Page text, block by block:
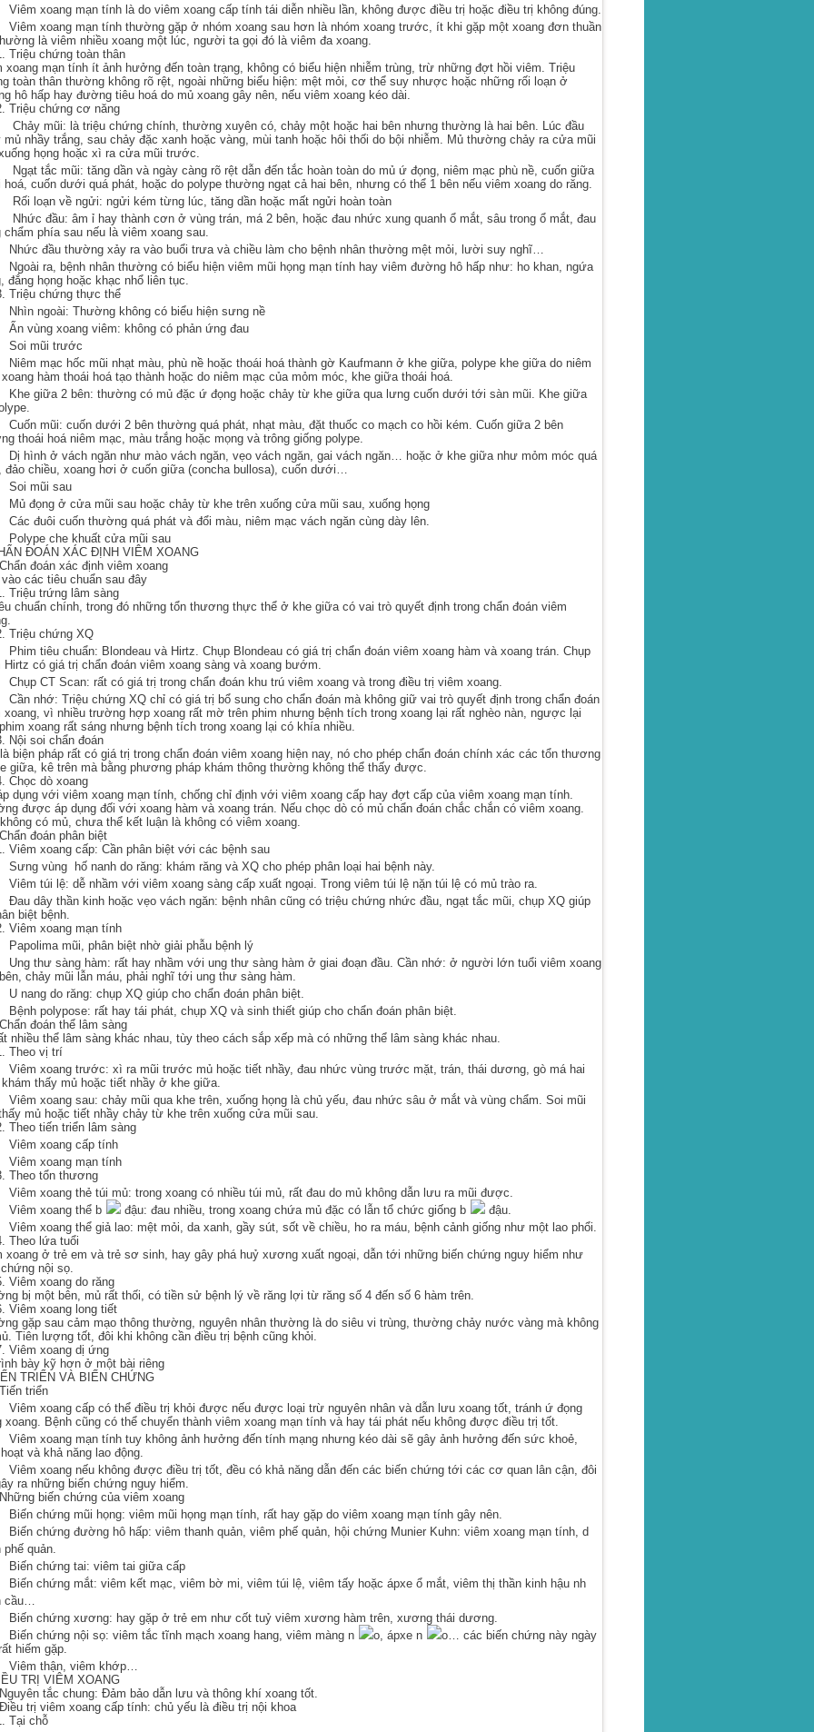
xoang mạn tính là do viêm xoang cấp tính tái diễn nhiều lần, không được điều trị hoặc điều trị không đúng.
xoang mạn tính thường gặp ở nhóm xoang sau hơn là nhóm xoang trước, ít khi gặp một xoang đơn thuần
là viêm nhiều xoang một lúc, người ta gọi đó là viêm đa xoang.
Triệu chứng toàn thân
xoang mạn tính ít ảnh hưởng đến toàn trạng, không có biểu hiện nhiễm trùng, trừ những đợt hồi viêm. Triệu
toàn thân thường không rõ rệt, ngoài những biểu hiện: mệt mỏi, cơ thể suy nhược hoặc những rối loạn ở
hô hấp hay đường tiêu hoá do mủ xoang gây nên, nếu viêm xoang kéo dài.
Triệu chứng cơ năng
mũi: là triệu chứng chính, thường xuyên có, chảy một hoặc hai bên nhưng thường là hai bên. Lúc đầu
mủ nhầy trắng, sau chảy đặc xanh hoặc vàng, mùi tanh hoặc hôi thối do bội nhiễm. Mủ thường chảy ra cửa mũi
họng hoặc xì ra cửa mũi trước.
tắc mũi: tăng dần và ngày càng rõ rệt dẫn đến tắc hoàn toàn do mủ ứ đọng, niêm mạc phù nề, cuốn giữa
hoá, cuốn dưới quá phát, hoặc do polype thường ngạt cả hai bên, nhưng có thể 1 bên nếu viêm xoang do răng.
loạn về ngửi: ngửi kém từng lúc, tăng dần hoặc mất ngửi hoàn toàn
đầu: âm ỉ hay thành cơn ở vùng trán, má 2 bên, hoặc đau nhức xung quanh ổ mắt, sâu trong ổ mắt, đau
chẩm phía sau nếu là viêm xoang sau.
đầu thường xảy ra vào buổi trưa và chiều làm cho bệnh nhân thường mệt mỏi, lười suy nghĩ…
ra, bệnh nhân thường có biểu hiện viêm mũi họng mạn tính hay viêm đường hô hấp như: ho khan, ngứa
đắng họng hoặc khạc nhổ liên tục.
Triệu chứng thực thể
ngoài: Thường không có biểu hiện sưng nề
vùng xoang viêm: không có phản ứng đau
mũi trước
mạc hốc mũi nhạt màu, phù nề hoặc thoái hoá thành gờ Kaufmann ở khe giữa, polype khe giữa do niêm
hàm thoái hoá tạo thành hoặc do niêm mạc của mỏm móc, khe giữa thoái hoá.
giữa 2 bên: thường có mủ đặc ứ đọng hoặc chảy từ khe giữa qua lưng cuốn dưới tới sàn mũi. Khe giữa
mũi: cuốn dưới 2 bên thường quá phát, nhạt màu, đặt thuốc co mạch co hồi kém. Cuốn giữa 2 bên
thoái hoá niêm mạc, màu trắng hoặc mọng và trông giống polype.
hình ở vách ngăn như mào vách ngăn, vẹo vách ngăn, gai vách ngăn… hoặc ở khe giữa như mỏm móc quá
đảo chiều, xoang hơi ở cuốn giữa (concha bullosa), cuốn dưới…
mũi sau
đọng ở cửa mũi sau hoặc chảy từ khe trên xuống cửa mũi sau, xuống họng
đuôi cuốn thường quá phát và đổi màu, niêm mạc vách ngăn cùng dày lên.
che khuất cửa mũi sau
ĐOÁN XÁC ĐỊNH VIÊM XOANG
đoán xác định viêm xoang
các tiêu chuẩn sau đây
Triệu trứng lâm sàng
chuẩn chính, trong đó những tổn thương thực thể ở khe giữa có vai trò quyết định trong chẩn đoán viêm
Triệu chứng XQ
tiêu chuẩn: Blondeau và Hirtz. Chụp Blondeau có giá trị chẩn đoán viêm xoang hàm và xoang trán. Chụp
Hirtz có giá trị chẩn đoán viêm xoang sàng và xoang bướm.
CT Scan: rất có giá trị trong chẩn đoán khu trú viêm xoang và trong điều trị viêm xoang.
nhớ: Triệu chứng XQ chỉ có giá trị bổ sung cho chẩn đoán mà không giữ vai trò quyết định trong chẩn đoán
xoang, vì nhiều trường hợp xoang rất mờ trên phim nhưng bệnh tích trong xoang lại rất nghèo nàn, ngược lại
xoang rất sáng nhưng bệnh tích trong xoang lại có khía nhiều.
Nội soi chẩn đoán
biện pháp rất có giá trị trong chẩn đoán viêm xoang hiện nay, nó cho phép chẩn đoán chính xác các tổn thương
giữa, kê trên mà bằng phương pháp khám thông thường không thể thấy được.
Chọc dò xoang
dụng với viêm xoang mạn tính, chống chỉ định với viêm xoang cấp hay đợt cấp của viêm xoang mạn tính.
được áp dụng đối với xoang hàm và xoang trán. Nếu chọc dò có mủ chẩn đoán chắc chắn có viêm xoang.
không có mủ, chưa thể kết luận là không có viêm xoang.
đoán phân biệt
Viêm xoang cấp: Cần phân biệt với các bệnh sau
vùng hố nanh do răng: khám răng và XQ cho phép phân loại hai bệnh này.
túi lệ: dễ nhầm với viêm xoang sàng cấp xuất ngoại. Trong viêm túi lệ nặn túi lệ có mủ trào ra.
dây thần kinh hoặc vẹo vách ngăn: bệnh nhân cũng có triệu chứng nhức đầu, ngạt tắc mũi, chụp XQ giúp
biệt bệnh.
Viêm xoang mạn tính
mũi, phân biệt nhờ giải phẫu bệnh lý
thư sàng hàm: rất hay nhầm với ung thư sàng hàm ở giai đoạn đầu. Cần nhớ: ở người lớn tuổi viêm xoang
chảy mũi lẫn máu, phải nghĩ tới ung thư sàng hàm.
nang do răng: chụp XQ giúp cho chẩn đoán phân biệt.
polypose: rất hay tái phát, chụp XQ và sinh thiết giúp cho chẩn đoán phân biệt.
đoán thể lâm sàng
nhiều thể lâm sàng khác nhau, tùy theo cách sắp xếp mà có những thể lâm sàng khác nhau.
Theo vị trí
xoang trước: xì ra mũi trước mủ hoặc tiết nhầy, đau nhức vùng trước mặt, trán, thái dương, gò má hai
khám thấy mủ hoặc tiết nhầy ở khe giữa.
xoang sau: chảy mũi qua khe trên, xuống họng là chủ yếu, đau nhức sâu ở mắt và vùng chẩm. Soi mũi
mủ hoặc tiết nhầy chảy từ khe trên xuống cửa mũi sau.
Theo tiến triển lâm sàng
xoang cấp tính
xoang mạn tính
Theo tổn thương
xoang thẻ túi mủ: trong xoang có nhiều túi mủ, rất đau do mủ không dẫn lưu ra mũi được.
xoang thể b
đậu: đau nhiều, trong xoang chứa mủ đặc có lẫn tổ chức giống b
đậu.
xoang thể giả lao: mệt mỏi, da xanh, gầy sút, sốt về chiều, ho ra máu, bệnh cảnh giống như một lao phổi.
Theo lứa tuổi
xoang ở trẻ em và trẻ sơ sinh, hay gây phá huỷ xương xuất ngoại, dẫn tới những biến chứng nguy hiểm như
chứng nội sọ.
Viêm xoang do răng
bị một bên, mủ rất thối, có tiền sử bệnh lý về răng lợi từ răng số 4 đến số 6 hàm trên.
Viêm xoang long tiết
gặp sau cảm mạo thông thường, nguyên nhân thường là do siêu vi trùng, thường chảy nước vàng mà không
Tiên lượng tốt, đôi khi không cần điều trị bệnh cũng khỏi.
Viêm xoang dị ứng
bày kỹ hơn ở một bài riêng
TRIỂN VÀ BIẾN CHỨNG
triển
xoang cấp có thể điều trị khỏi được nếu được loại trừ nguyên nhân và dẫn lưu xoang tốt, tránh ứ đọng
xoang. Bệnh cũng có thể chuyển thành viêm xoang mạn tính và hay tái phát nếu không được điều trị tốt.
xoang mạn tính tuy không ảnh hưởng đến tính mạng nhưng kéo dài sẽ gây ảnh hưởng đến sức khoẻ,
và khả năng lao động.
xoang nếu không được điều trị tốt, đều có khả năng dẫn đến các biến chứng tới các cơ quan lân cận, đôi
ra những biến chứng nguy hiểm.
biến chứng của viêm xoang
chứng mũi họng: viêm mũi họng mạn tính, rất hay gặp do viêm xoang mạn tính gây nên.
chứng đường hô hấp: viêm thanh quản, viêm phế quản, hội chứng Munier Kuhn: viêm xoang mạn tính, d
phế quản.
chứng tai: viêm tai giữa cấp
chứng mắt: viêm kết mạc, viêm bờ mi, viêm túi lệ, viêm tấy hoặc ápxe ổ mắt, viêm thị thần kinh hậu nh
cầu…
chứng xương: hay gặp ở trẻ em như cốt tuỷ viêm xương hàm trên, xương thái dương.
chứng nội sọ: viêm tắc tĩnh mạch xoang hang, viêm màng n
o, ápxe n
o… các biến chứng này ngày
hiếm gặp.
thận, viêm khớp…
TRỊ VIÊM XOANG
tắc chung: Đảm bảo dẫn lưu và thông khí xoang tốt.
trị viêm xoang cấp tính: chủ yếu là điều trị nội khoa
Tại chỗ